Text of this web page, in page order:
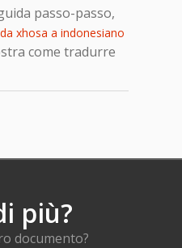
passo-passo,
xhosa a indonesiano
come tradurre
più?
documento?